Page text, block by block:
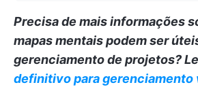
Precisa de mais informações
mapas mentais podem ser
gerenciamento de projetos?
definitivo para gerenciamento